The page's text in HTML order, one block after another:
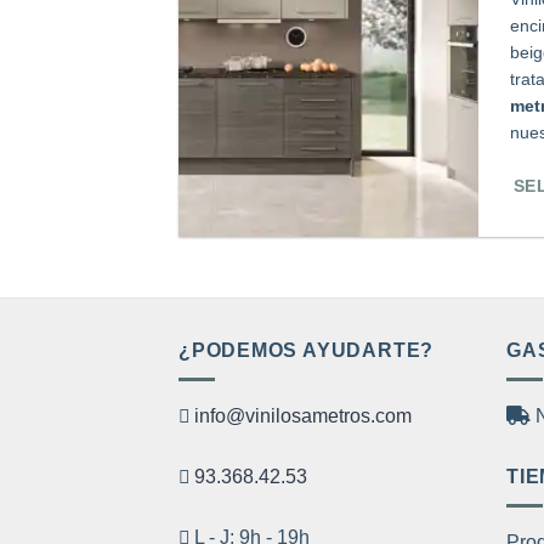
Las
¿PODEMOS AYUDARTE?
info@vinilosametros.com
93.368.42.53
L - J: 9h - 19h